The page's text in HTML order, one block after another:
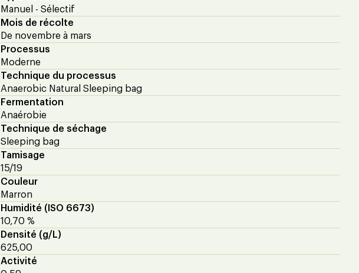
Manuel - Sélectif
Mois de récolte
De novembre à mars
Processus
Moderne
Technique du processus
Anaerobic Natural Sleeping bag
Fermentation
Anaérobie
Technique de séchage
Sleeping bag
Tamisage
15/19
Couleur
Marron
Humidité (ISO 6673)
10,70 %
Densité (g/L)
625,00
Activité